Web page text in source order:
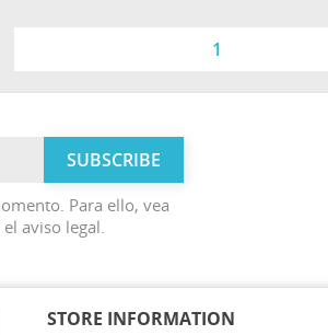
1
Para ello, vea
aviso legal.
STORE INFORMATION